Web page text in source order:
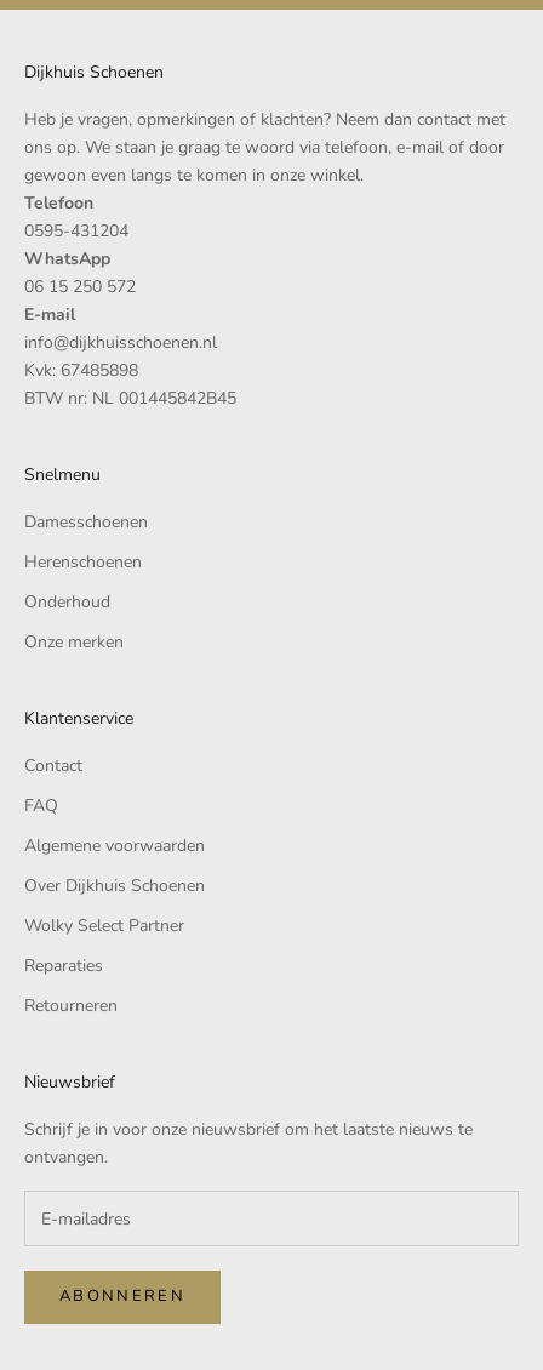
Dijkhuis Schoenen
Heb je vragen, opmerkingen of klachten? Neem dan contact met
ons op. We staan je graag te woord via telefoon, e-mail of door
gewoon even langs te komen in onze winkel.
Telefoon
0595-431204
WhatsApp
06 15 250 572
E-mail
info@dijkhuisschoenen.nl
Kvk: 67485898
BTW nr: NL 001445842B45
Snelmenu
Damesschoenen
Herenschoenen
Onderhoud
Onze merken
Klantenservice
Contact
FAQ
Algemene voorwaarden
Over Dijkhuis Schoenen
Wolky Select Partner
Reparaties
Retourneren
Nieuwsbrief
Schrijf je in voor onze nieuwsbrief om het laatste nieuws te
ontvangen.
ABONNEREN